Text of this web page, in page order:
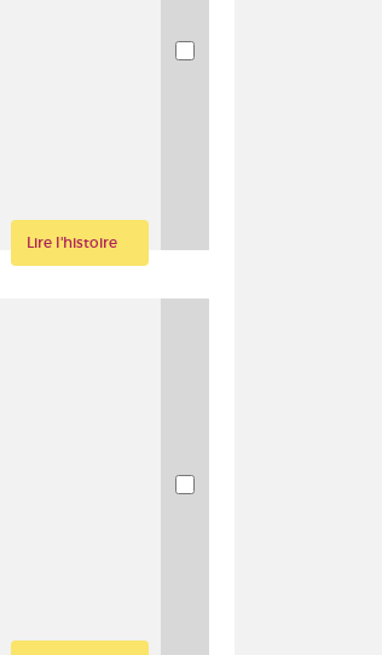
Lire l'histoire